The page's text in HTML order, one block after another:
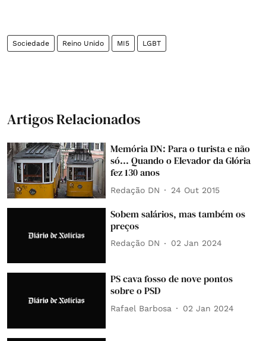
Sociedade Reino Unido MI5 LGBT
Artigos Relacionados
Memória DN: Para o turista e não
só... Quando o Elevador da Glória
fez 130 anos
Redação DN 24 Out 2015
Sobem salários, mas também os
preços
Redação DN 02 Jan 2024
PS cava fosso de nove pontos
sobre o PSD
Rafael Barbosa 02 Jan 2024